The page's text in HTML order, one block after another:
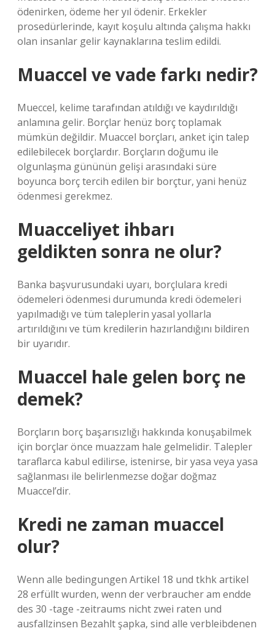
ödenirken, ödeme her yıl ödenir. Erkekler
prosedürlerinde, kayıt koşulu altında çalışma hakkı
olan insanlar gelir kaynaklarına teslim edildi.
Muaccel ve vade farkı nedir?
Mueccel, kelime tarafından atıldığı ve kaydırıldığı
anlamına gelir. Borçlar henüz borç toplamak
mümkün değildir. Muaccel borçları, anket için talep
edilebilecek borçlardır. Borçların doğumu ile
olgunlaşma gününün gelişi arasındaki süre
boyunca borç tercih edilen bir borçtur, yani henüz
ödenmesi gerekmez.
Muacceliyet ihbarı
geldikten sonra ne olur?
Banka başvurusundaki uyarı, borçlulara kredi
ödemeleri ödenmesi durumunda kredi ödemeleri
yapılmadığı ve tüm taleplerin yasal yollarla
artırıldığını ve tüm kredilerin hazırlandığını bildiren
bir uyarıdır.
Muaccel hale gelen borç ne
demek?
Borçların borç başarısızlığı hakkında konuşabilmek
için borçlar önce muazzam hale gelmelidir. Talepler
taraflarca kabul edilirse, istenirse, bir yasa veya yasa
sağlanması ile belirlenmezse doğar doğmaz
Muaccel’dir.
Kredi ne zaman muaccel
olur?
Wenn alle bedingungen Artikel 18 und tkhk artikel
28 erfüllt wurden, wenn der verbraucher am endde
des 30 -tage -zeitraums nicht zwei raten und
ausfallzinsen Bezahlt şapka, sind alle verbleibdenen